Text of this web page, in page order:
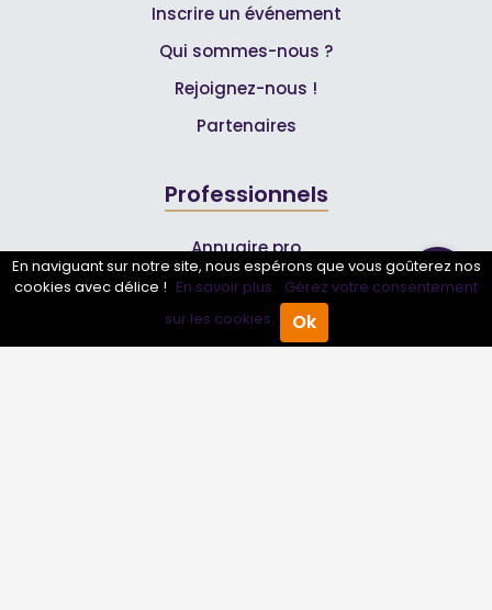
Annuaire Pro Agenda
Inscrire un événement
Qui sommes-nous ?
Rejoignez-nous !
Partenaires
Professionnels
Annuaire pro
Inscrire mon entreprise
Les Abonnements Pros
En naviguant sur notre site, nous espérons que vous goûterez nos
cookies avec délice ! En savoir plus. Gérez votre consentement
sur les cookies.
Ok